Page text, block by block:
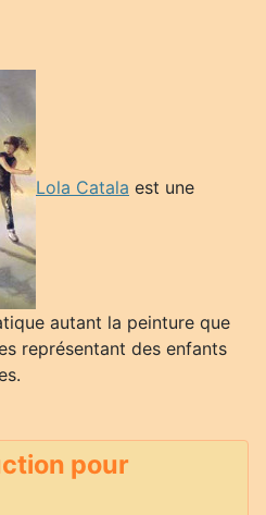
Lola Catala est une
autant la peinture que
représentant des enfants
pour